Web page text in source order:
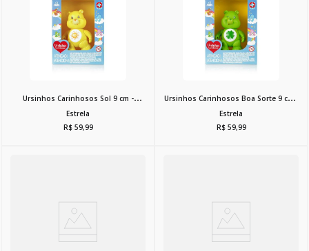
Ursinhos Carinhosos Sol 9 cm -
Estrela
R$ 59,99
Ursinhos Carinhosos Boa Sorte 9 cm -
Estrela
R$ 59,99